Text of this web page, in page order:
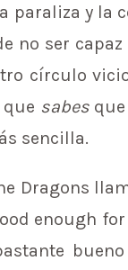
paraliza y la
no ser
círculo
que sabes
sencilla.
Dragons
enough